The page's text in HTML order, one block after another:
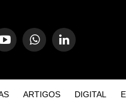
ARTIGOS DIGITAL